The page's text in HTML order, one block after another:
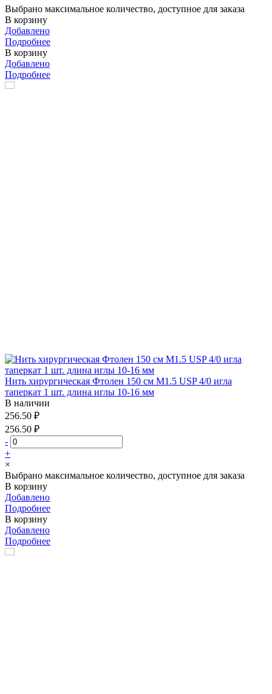
Выбрано максимальное количество, доступное для заказа
В корзину
Добавлено
Подробнее
В корзину
Добавлено
Подробнее
Нить хирургическая Фтолен 150 см М1.5 USP 4/0 игла
таперкат 1 шт. длина иглы 10-16 мм
В наличии
256.50 ₽
256.50 ₽
-
+
×
Выбрано максимальное количество, доступное для заказа
В корзину
Добавлено
Подробнее
В корзину
Добавлено
Подробнее